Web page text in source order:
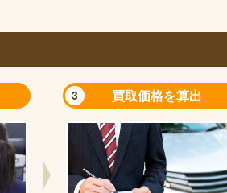
3 買取価格を算出